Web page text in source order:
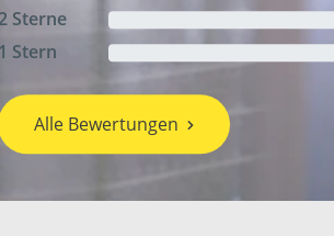
2 Sterne
1 Stern
Alle Bewertungen